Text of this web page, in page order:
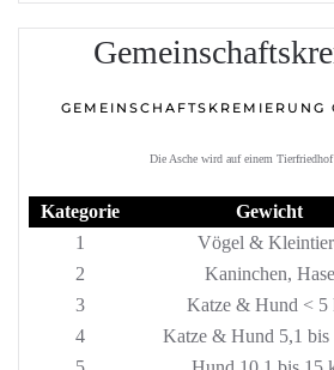
GEMEINSCHAFTSKREMIERUNG
Die Asche wird auf einem Tierfriedhof
Kategorie Gewicht
1
Vögel &
2
Kaninchen, Hase
3
Katze & Hund < 5
4
Katze & Hund 5,1 bis